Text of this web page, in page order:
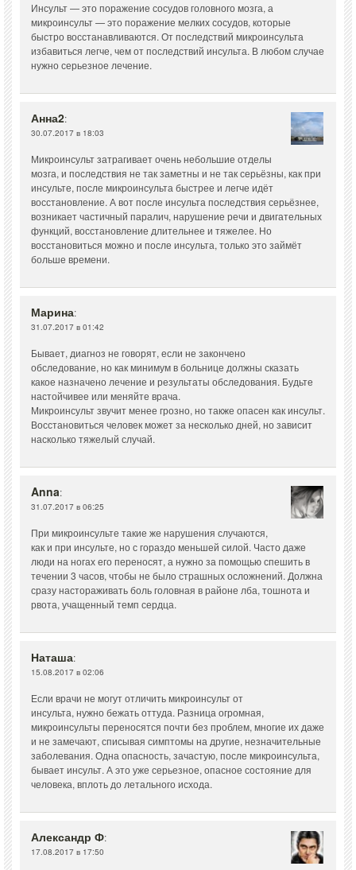
Инсульт — это поражение сосудов головного мозга, а
микроинсульт — это поражение мелких сосудов, которые
быстро восстанавливаются. От последствий микроинсульта
избавиться легче, чем от последствий инсульта. В любом случае
нужно серьезное лечение.
Анна2:
30.07.2017 в 18:03
Микроинсульт затрагивает очень небольшие отделы
мозга, и последствия не так заметны и не так серьёзны, как при
инсульте, после микроинсульта быстрее и легче идёт
восстановление. А вот после инсульта последствия серьёзнее,
возникает частичный паралич, нарушение речи и двигательных
функций, восстановление длительнее и тяжелее. Но
восстановиться можно и после инсульта, только это займёт
больше времени.
Марина:
31.07.2017 в 01:42
Бывает, диагноз не говорят, если не закончено
обследование, но как минимум в больнице должны сказать
какое назначено лечение и результаты обследования. Будьте
настойчивее или меняйте врача.
Микроинсульт звучит менее грозно, но также опасен как инсульт.
Восстановиться человек может за несколько дней, но зависит
насколько тяжелый случай.
Anna:
31.07.2017 в 06:25
При микроинсульте такие же нарушения случаются,
как и при инсульте, но с гораздо меньшей силой. Часто даже
люди на ногах его переносят, а нужно за помощью спешить в
течении 3 часов, чтобы не было страшных осложнений. Должна
сразу настораживать боль головная в районе лба, тошнота и
рвота, учащенный темп сердца.
Наташа:
15.08.2017 в 02:06
Если врачи не могут отличить микроинсульт от
инсульта, нужно бежать оттуда. Разница огромная,
микроинсульты переносятся почти без проблем, многие их даже
и не замечают, списывая симптомы на другие, незначительные
заболевания. Одна опасность, зачастую, после микроинсульта,
бывает инсульт. А это уже серьезное, опасное состояние для
человека, вплоть до летального исхода.
Александр Ф:
17.08.2017 в 17:50